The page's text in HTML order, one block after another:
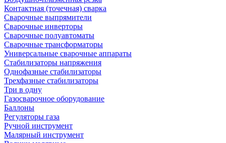
Контактная (точечная) сварка
Сварочные выпрямители
Сварочные инверторы
Сварочные полуавтоматы
Сварочные трансформаторы
Универсальные сварочные аппараты
Стабилизаторы напряжения
Однофазные стабилизаторы
Трехфазные стабилизаторы
Три в одну
Газосварочное оборудование
Баллоны
Регуляторы газа
Ручной инструмент
Малярный инструмент